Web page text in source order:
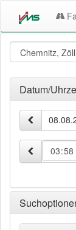
Abfahrt/
Ankunft
Abfahrtssuche
Abfahrtspunkt
Datum/
Zeit-
und
Datum
60Uhrzeit